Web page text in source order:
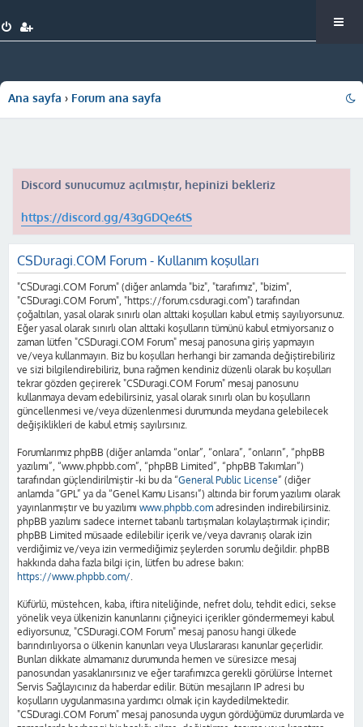
Ana sayfa Forum ana sayfa
Discord sunucumuz açılmıştır, hepinizi bekleriz
https://discord.gg/43gGDQe6tS
CSDuragi.COM Forum - Kullanım koşulları
"CSDuragi.COM Forum" (diğer anlamda "biz", "tarafımız", "bizim",
"CSDuragi.COM Forum", "https://forum.csduragi.com") tarafından
çoğaltılan, yasal olarak sınırlı olan alttaki koşulları kabul etmiş sayılıyorsunuz.
Eğer yasal olarak sınırlı olan alttaki koşulların tümünü kabul etmiyorsanız o
zaman lütfen "CSDuragi.COM Forum" mesaj panosuna giriş yapmayın
ve/veya kullanmayın. Biz bu koşulları herhangi bir zamanda değiştirebiliriz
ve sizi bilgilendirebiliriz, buna rağmen kendiniz düzenli olarak bu koşulları
tekrar gözden geçirerek "CSDuragi.COM Forum" mesaj panosunu
kullanmaya devam edebilirsiniz, yasal olarak sınırlı olan bu koşulların
güncellenmesi ve/veya düzenlenmesi durumunda meydana gelebilecek
değişiklikleri de kabul etmiş sayılırsınız.
Forumlarımız phpBB (diğer anlamda “onlar”, “onlara”, “onların”, “phpBB
yazılımı”, “www.phpbb.com”, “phpBB Limited”, “phpBB Takımları”)
tarafından güçlendirilmiştir -ki bu da “General Public License” (diğer
anlamda “GPL” ya da “Genel Kamu Lisansı”) altında bir forum yazılımı olarak
yayınlanmıştır ve bu yazılımı www.phpbb.com adresinden indirebilirsiniz.
phpBB yazılımı sadece internet tabanlı tartışmaları kolaylaştırmak içindir;
phpBB Limited müsaade edilebilir içerik ve/veya davranış olarak izin
verdiğimiz ve/veya izin vermediğimiz şeylerden sorumlu değildir. phpBB
hakkında daha fazla bilgi için, lütfen bu adrese bakın:
https://www.phpbb.com/.
Küfürlü, müstehcen, kaba, iftira niteliğinde, nefret dolu, tehdit edici, sekse
yönelik veya ülkenizin kanunlarını çiğneyici içerikler göndermemeyi kabul
ediyorsunuz, "CSDuragi.COM Forum" mesaj panosu hangi ülkede
barındırılıyorsa o ülkenin kanunları veya Uluslararası kanunlar geçerlidir.
Bunları dikkate almamanız durumunda hemen ve süresizce mesaj
panosundan yasaklanırsınız ve eğer tarafımızca gerekli görülürse İnternet
Servis Sağlayıcınız da haberdar edilir. Bütün mesajların IP adresi bu
koşulların uygulanmasına yardımcı olmak için kaydedilmektedir.
"CSDuragi.COM Forum" mesaj panosunda uygun gördüğümüz durumlarda ve